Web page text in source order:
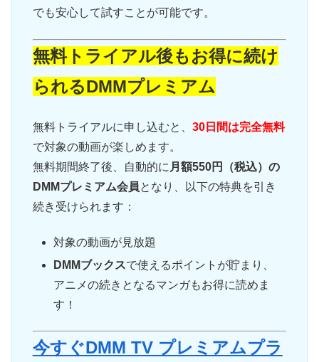
でも安心して試すことが可能です。
無料トライアル後もお得に続け
られるDMMプレミアム
無料トライアルに申し込むと、 30日間は完全無料
で対象の動画が楽しめます。
無料期間終了後、自動的に 月額550円（税込）の
DMMプレミアム会員となり、以下の特典を引き
続き受けられます：
対象の動画が見放題
DMMブックスで使えるポイントが貯まり、
アニメの続きとなるマンガもお得に読めま
す！
今すぐDMM TV プレミアムプラ